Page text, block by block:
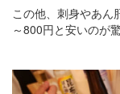
この他、刺身やあん
～800円と安いのが驚